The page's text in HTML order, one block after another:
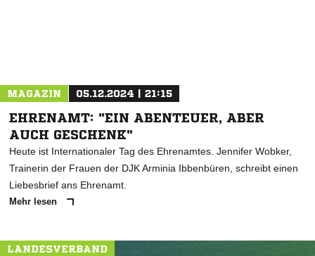
MAGAZIN 05.12.2024 | 21:15
EHRENAMT: "EIN ABENTEUER, ABER
AUCH GESCHENK"
Heute ist Internationaler Tag des Ehrenamtes. Jennifer Wobker,
Trainerin der Frauen der DJK Arminia Ibbenbüren, schreibt einen
Liebesbrief ans Ehrenamt.
Mehr lesen
LANDESVERBAND